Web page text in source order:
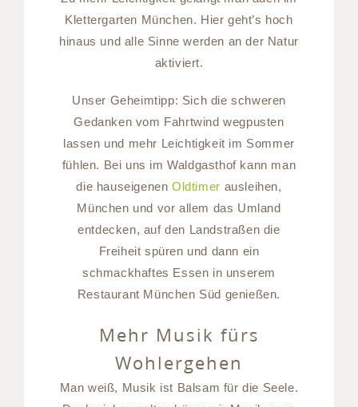
Klettergarten München. Hier geht’s hoch
hinaus und alle Sinne werden an der Natur
aktiviert.
Unser Geheimtipp: Sich die schweren
Gedanken vom Fahrtwind wegpusten
lassen und mehr Leichtigkeit im Sommer
fühlen. Bei uns im Waldgasthof kann man
die hauseigenenOldtimer ausleihen,
München und vor allem das Umland
entdecken, auf den Landstraßen die
Freiheit spüren und dann ein
schmackhaftes Essen in unserem
Restaurant München Süd genießen.
Mehr Musik fürs
Wohlergehen
Man weiß, Musik ist Balsam für die Seele.